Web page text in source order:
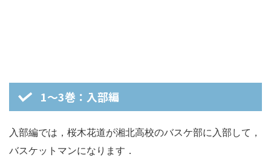
1～3巻：入部編
入部編では，桜木花道が湘北高校のバスケ部に入部して，
バスケットマンになります．